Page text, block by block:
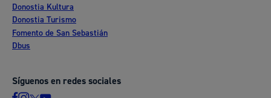
Donostia Kultura
Donostia Turismo
Fomento de San Sebastián
Dbus
Síguenos en redes sociales